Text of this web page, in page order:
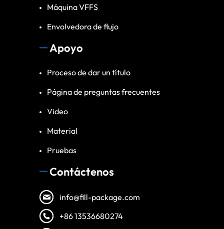
Máquina VFFS
Envolvedora de flujo
Apoyo
Proceso de dar un título
Página de preguntas frecuentes
Video
Material
Pruebas
Contáctenos
info@fill-package.com
+86 13536680274